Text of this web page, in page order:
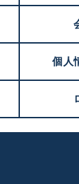
個人